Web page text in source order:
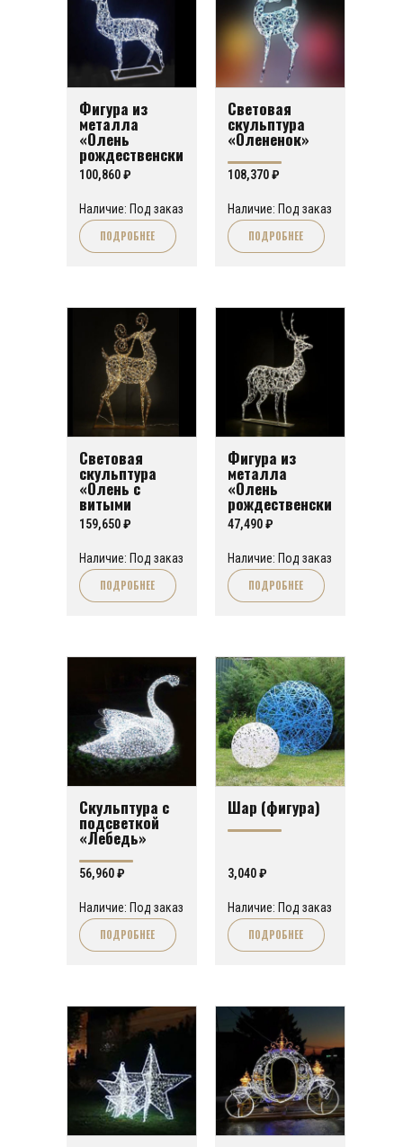
Фигура из
металла
«Олень
рождественски
й»
100,860₽
Наличие: Под заказ
ПОДРОБНЕЕ
Световая
скульптура
«Олененок»
108,370₽
Наличие: Под заказ
ПОДРОБНЕЕ
Световая
скульптура
«Олень с
витыми
рогами»
159,650₽
Наличие: Под заказ
ПОДРОБНЕЕ
Фигура из
металла
«Олень
рождественски
й» малый
47,490₽
Наличие: Под заказ
ПОДРОБНЕЕ
Скульптура с
подсветкой
«Лебедь»
56,960₽
Наличие: Под заказ
ПОДРОБНЕЕ
Шар (фигура)
3,040₽
Наличие: Под заказ
ПОДРОБНЕЕ